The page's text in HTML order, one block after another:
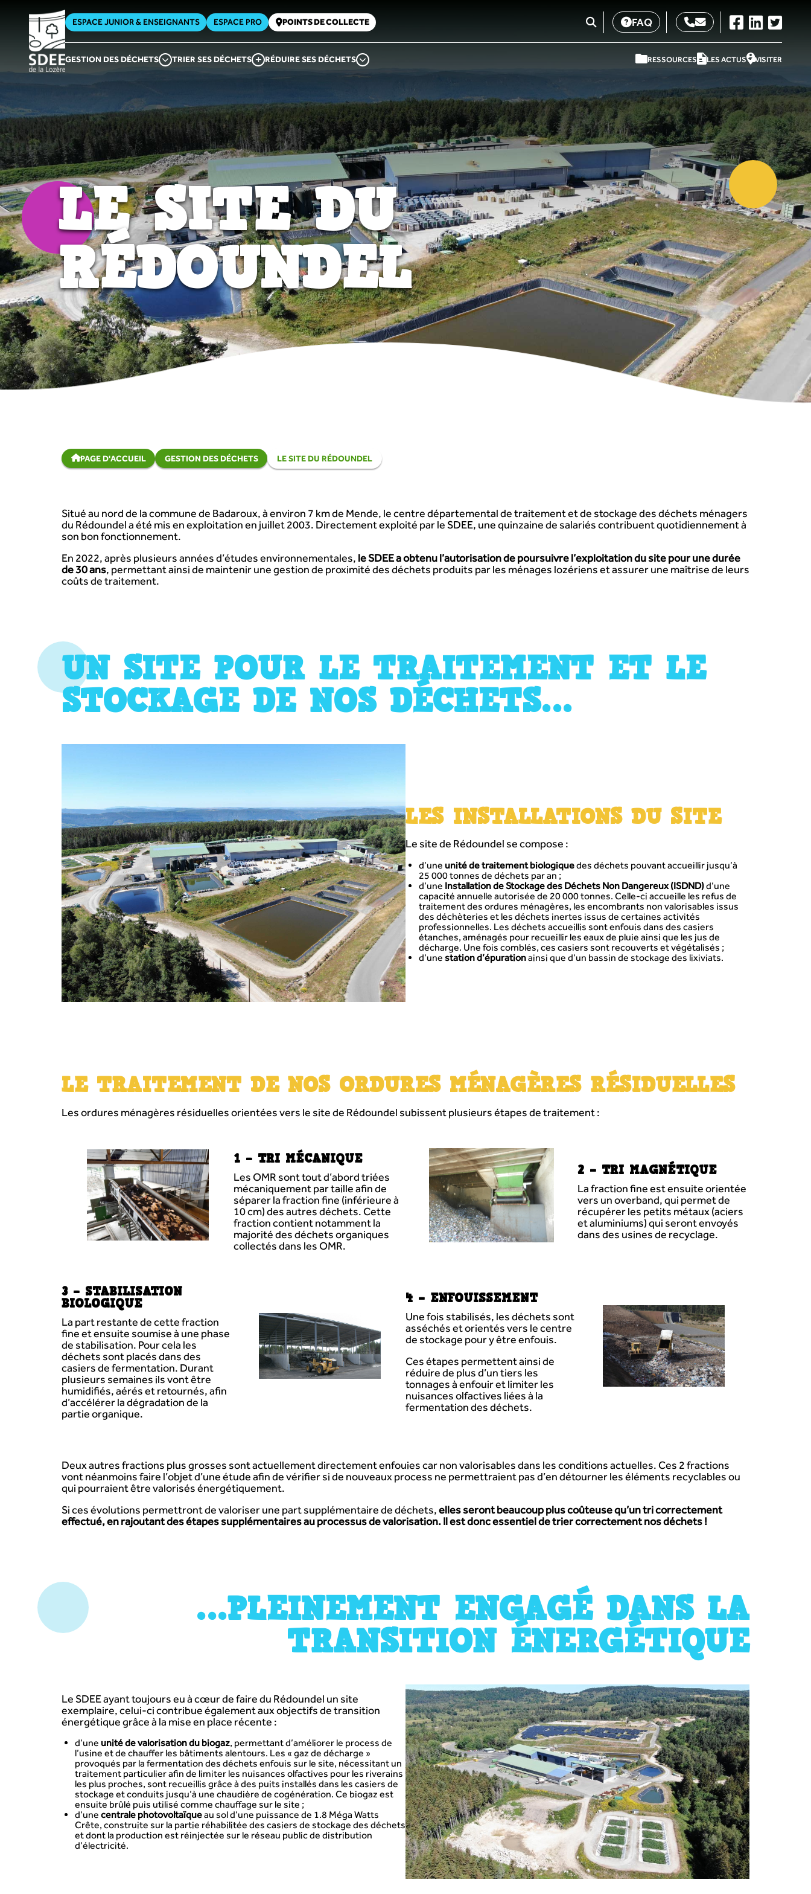
ESPACE JUNIOR & ENSEIGNANTS ESPACE PRO POINTS DE COLLECTE FAQ
GESTION DES DÉCHETS TRIER SES DÉCHETS RÉDUIRE SES DÉCHETS RESSOURCES LES ACTUS VISITER
LE SITE DU
RÉDOUNDEL
PAGE D'ACCUEIL GESTION DES DÉCHETS LE SITE DU RÉDOUNDEL
Situé au nord de la commune de Badaroux, à environ 7 km de Mende, le centre départemental de traitement et de stockage des déchets ménagers
du Rédoundel a été mis en exploitation en juillet 2003. Directement exploité par le SDEE, une quinzaine de salariés contribuent quotidiennement à
son bon fonctionnement.
En 2022, après plusieurs années d’études environnementales, le SDEE a obtenu l’autorisation de poursuivre l’exploitation du site pour une durée
de 30 ans, permettant ainsi de maintenir une gestion de proximité des déchets produits par les ménages lozériens et assurer une maîtrise de leurs
coûts de traitement.
UN SITE POUR LE TRAITEMENT ET LE
STOCKAGE DE NOS DÉCHETS…
LES INSTALLATIONS DU SITE
Le site de Rédoundel se compose :
d’une unité de traitement biologiquedes déchets pouvant accueillir jusqu’à
25 000 tonnes de déchets par an ;
d’une Installation de Stockage des Déchets Non Dangereux (ISDND)d’une
capacité annuelle autorisée de 20 000 tonnes. Celle-ci accueille les refus de
traitement des ordures ménagères, les encombrants non valorisables issus
des déchèteries et les déchets inertes issus de certaines activités
professionnelles. Les déchets accueillis sont enfouis dans des casiers
étanches, aménagés pour recueillir les eaux de pluie ainsi que les jus de
décharge. Une fois comblés, ces casiers sont recouverts et végétalisés ;
d’une station d’épurationainsi que d’un bassin de stockage des lixiviats.
LE TRAITEMENT DE NOS ORDURES MÉNAGÈRES RÉSIDUELLES
Les ordures ménagères résiduelles orientées vers le site de Rédoundel subissent plusieurs étapes de traitement :
1 – TRI MÉCANIQUE
Les OMR sont tout d’abord triées
mécaniquement par taille afin de
séparer la fraction fine (inférieure à
10 cm) des autres déchets. Cette
fraction contient notamment la
majorité des déchets organiques
collectés dans les OMR.
2 – TRI MAGNÉTIQUE
La fraction fine est ensuite orientée
vers un overband, qui permet de
récupérer les petits métaux (aciers
et aluminiums) qui seront envoyés
dans des usines de recyclage.
3 – STABILISATION
BIOLOGIQUE
La part restante de cette fraction
fine et ensuite soumise à une phase
de stabilisation. Pour cela les
déchets sont placés dans des
casiers de fermentation. Durant
plusieurs semaines ils vont être
humidifiés, aérés et retournés, afin
d’accélérer la dégradation de la
partie organique.
4 – ENFOUISSEMENT
Une fois stabilisés, les déchets sont
asséchés et orientés vers le centre
de stockage pour y être enfouis.
Ces étapes permettent ainsi de
réduire de plus d’un tiers les
tonnages à enfouir et limiter les
nuisances olfactives liées à la
fermentation des déchets.
Deux autres fractions plus grosses sont actuellement directement enfouies car non valorisables dans les conditions actuelles. Ces 2 fractions
vont néanmoins faire l’objet d’une étude afin de vérifier si de nouveaux process ne permettraient pas d’en détourner les éléments recyclables ou
qui pourraient être valorisés énergétiquement.
Si ces évolutions permettront de valoriser une part supplémentaire de déchets,elles seront beaucoup plus coûteuse qu’un tri correctement
effectué, en rajoutant des étapes supplémentaires au processus de valorisation. Il est donc essentiel de trier correctement nos déchets !
…PLEINEMENT ENGAGÉ DANS LA
TRANSITION ÉNERGÉTIQUE
Le SDEE ayant toujours eu à cœur de faire du Rédoundel un site
exemplaire, celui-ci contribue également aux objectifs de transition
énergétique grâce à la mise en place récente :
d’une unité de valorisation du biogaz, permettant d’améliorer le process de
l’usine et de chauffer les bâtiments alentours. Les « gaz de décharge »
provoqués par la fermentation des déchets enfouis sur le site, nécessitant un
traitement particulier afin de limiter les nuisances olfactives pour les riverains
les plus proches, sont recueillis grâce à des puits installés dans les casiers de
stockage et conduits jusqu’à une chaudière de cogénération. Ce biogaz est
ensuite brûlé puis utilisé comme chauffage sur le site ;
d’une centrale photovoltaïqueau sol d’une puissance de 1.8 Méga Watts
Crête, construite sur la partie réhabilitée des casiers de stockage des déchets
et dont la production est réinjectée sur le réseau public de distribution
d’électricité.